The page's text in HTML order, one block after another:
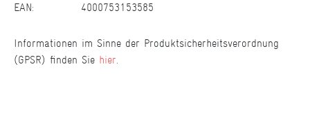
EAN:
4000753153585
Informationen im Sinne der Produktsicherheitsverordnung
(GPSR) finden Sie hier.